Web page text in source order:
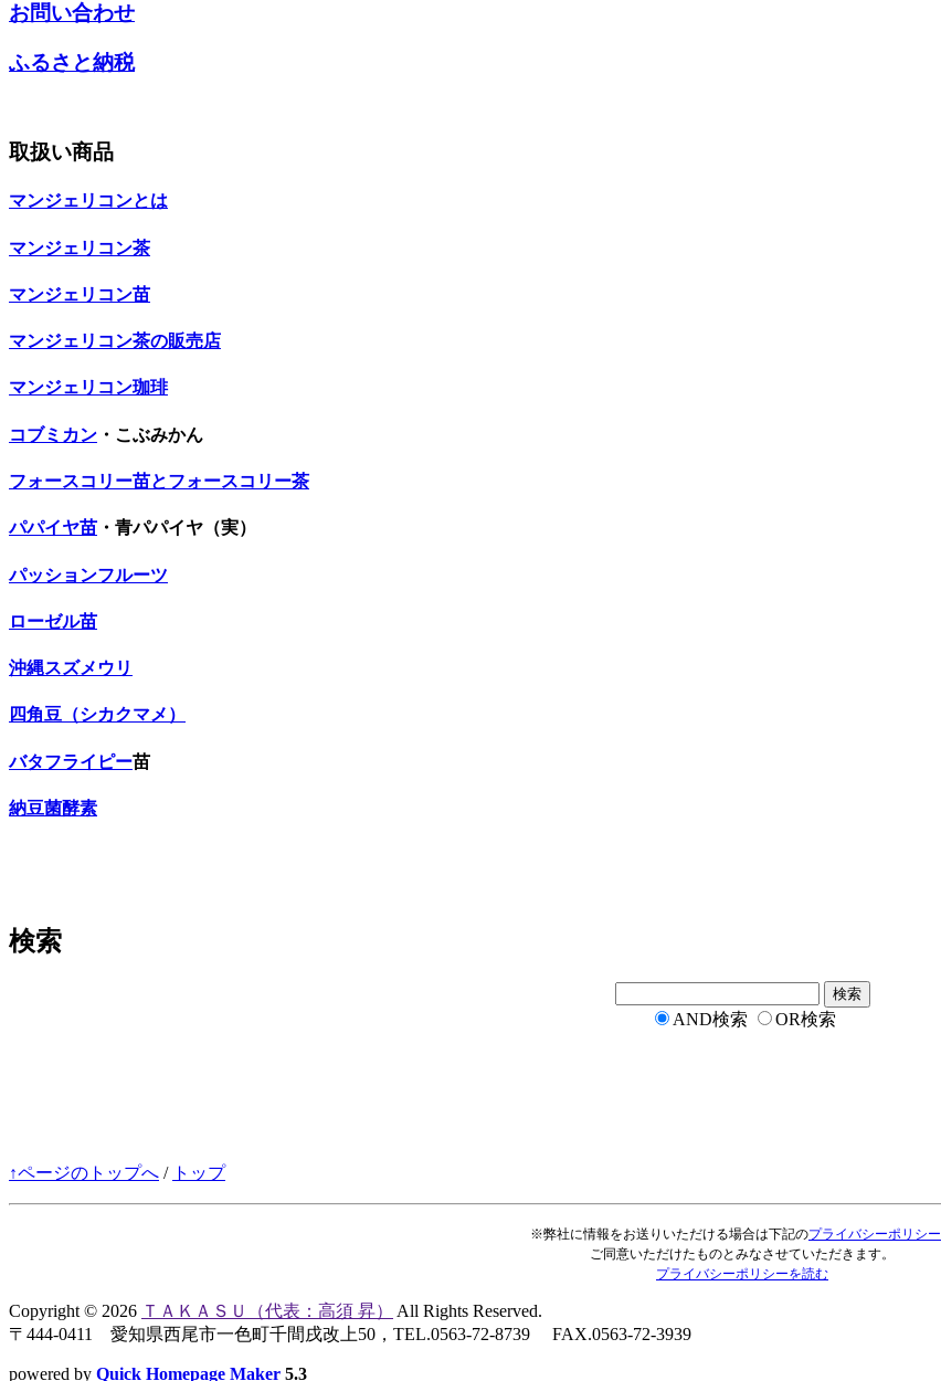
お問い合わせ
ふるさと納税
取扱い商品
マンジェリコンとは
マンジェリコン茶
マンジェリコン苗
マンジェリコン茶の販売店
マンジェリコン珈琲
コブミカン ・こぶみかん
フォースコリー苗とフォースコリー茶
パパイヤ苗 ・青パパイヤ（実）
パッションフルーツ
ローゼル苗
沖縄スズメウリ
四角豆（シカクマメ）
バタフライピー苗
納豆菌酵素
検索
AND検索 OR検索
↑ページのトップへ / トップ
※弊社に情報をお送りいただける場合は下記のプライバシーポリシー
ご同意いただけたものとみなさせていただきます。
プライバシーポリシーを読む
Copyright © 2026 ＴＡＫＡＳＵ（代表：高須 昇）
All Rights Reserved.
〒444-0411 愛知県西尾市一色町千間戌改上50，TEL.0563-72-8739 FAX.0563-72-3939
powered by Quick Homepage Maker 5.3